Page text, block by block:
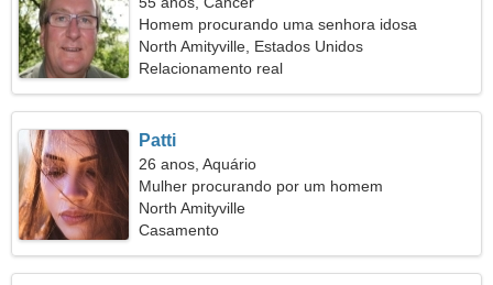
Homem procurando uma senhora idosa
North Amityville, Estados Unidos
Relacionamento real
Patti
26 anos, Aquário
Mulher procurando por um homem
North Amityville
Casamento